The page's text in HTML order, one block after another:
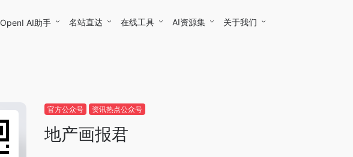
OpenI AI助手 名站直达 在线工具 AI资源集 关于我们
官方公众号 资讯热点公众号
地产画报君